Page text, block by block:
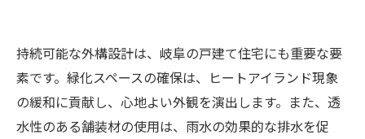
持続可能な外構設計は、岐阜の戸建て住宅にも重要な要
素です。緑化スペースの確保は、ヒートアイランド現象
の緩和に貢献し、心地よい外観を演出します。また、透
水性のある舗装材の使用は、雨水の効果的な排水を促